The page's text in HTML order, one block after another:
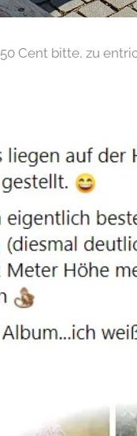
50 Cent bitte, zu